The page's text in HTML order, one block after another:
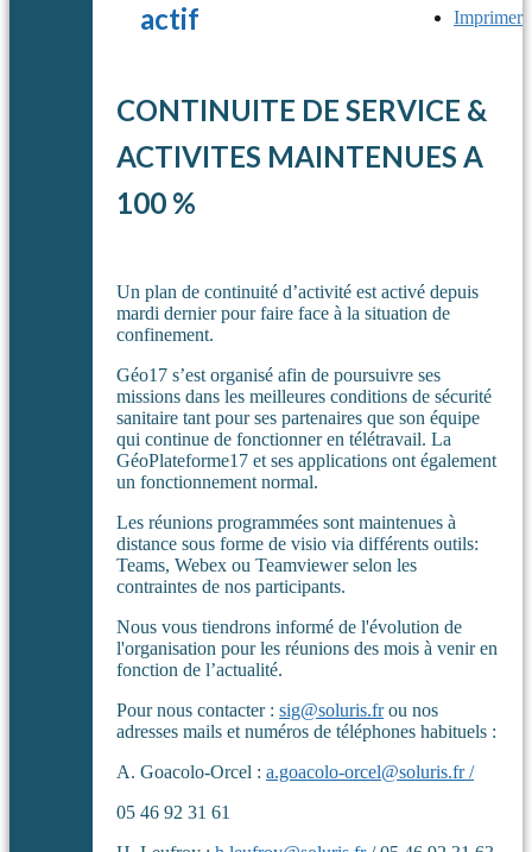
Imprimer
actif
CONTINUITE DE SERVICE &
ACTIVITES MAINTENUES A
100 %
Un plan de continuité d’activité est activé depuis
mardi dernier pour faire face à la situation de
confinement.
Géo17 s’est organisé afin de poursuivre ses
missions dans les meilleures conditions de sécurité
sanitaire tant pour ses partenaires que son équipe
qui continue de fonctionner en télétravail. La
GéoPlateforme17 et ses applications ont également
un fonctionnement normal.
Les réunions programmées sont maintenues à
distance sous forme de visio via différents outils:
Teams, Webex ou Teamviewer selon les
contraintes de nos participants.
Nous vous tiendrons informé de l'évolution de
l'organisation pour les réunions des mois à venir en
fonction de l’actualité.
Pour nous contacter : sig@soluris.frou nos
adresses mails et numéros de téléphones habituels :
A. Goacolo-Orcel : a.goacolo-orcel@soluris.fr /
05 46 92 31 61